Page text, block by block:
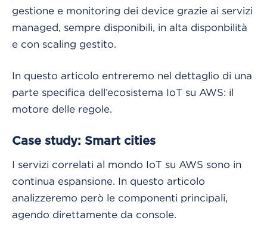
gestione e monitoring dei device grazie ai servizi
managed, sempre disponibili, in alta disponbilità
e con scaling gestito.
In questo articolo entreremo nel dettaglio di una
parte specifica dell’ecosistema IoT su AWS: il
motore delle regole.
Case study: Smart cities
I servizi correlati al mondo IoT su AWS sono in
continua espansione. In questo articolo
analizzeremo però le componenti principali,
agendo direttamente da console.